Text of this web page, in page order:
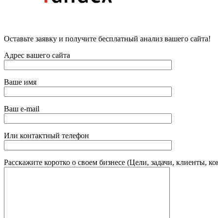
Оставьте заявку и получите бесплатный анализ вашего сайта!
Адрес вашего сайта
Ваше имя
Ваш e-mail
Или контактный телефон
Расскажите коротко о своем бизнесе (Цели, задачи, клиенты,